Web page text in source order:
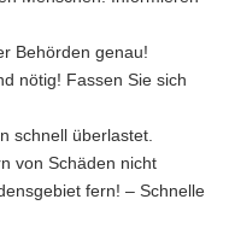
Behörden genau!
nötig! Fassen Sie sich
schnell überlastet.
von Schäden nicht
fern! – Schnelle